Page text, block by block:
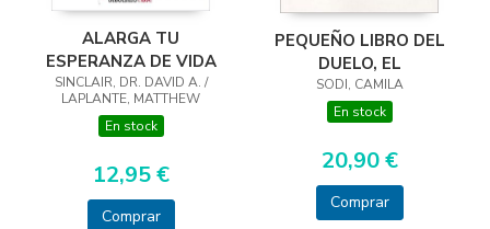
ALARGA TU
ESPERANZA DE VIDA
SINCLAIR, DR. DAVID A. /
LAPLANTE, MATTHEW
En stock
12,95 €
Comprar
PEQUEÑO LIBRO DEL
DUELO, EL
SODI, CAMILA
En stock
20,90 €
Comprar